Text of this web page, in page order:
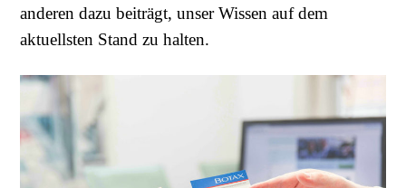
anderen dazu beiträgt, unser Wissen auf dem
aktuellsten Stand zu halten.